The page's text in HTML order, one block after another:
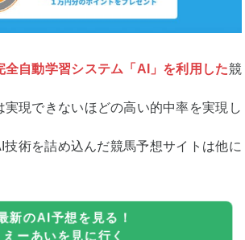
全自動学習システム「AI」を利用した競
実現できないほどの高い的中率を実現し
技術を詰め込んだ競馬予想サイトは他に
新のAI予想を見る！
えーあいを見に行く